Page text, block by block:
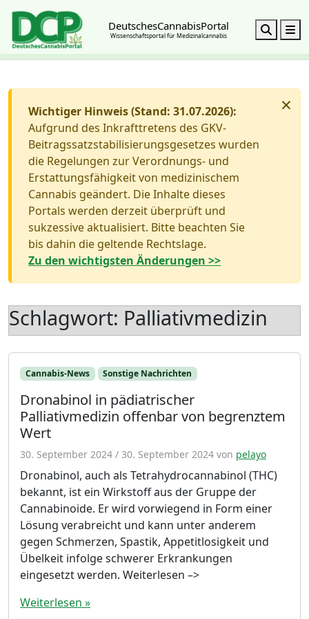
DeutschesCannabisPortal
Wissenschaftsportal für Medizinalcannabis Search
×
Wichtiger Hinweis (Stand: 31.07.2026):
Aufgrund des Inkrafttretens des GKV-
Beitragssatzstabilisierungsgesetzes wurden
die Regelungen zur Verordnungs- und
Erstattungsfähigkeit von medizinischem
Cannabis geändert. Die Inhalte dieses
Portals werden derzeit überprüft und
sukzessive aktualisiert. Bitte beachten Sie
bis dahin die geltende Rechtslage.
Zu den wichtigsten Änderungen >>
Schlagwort: Palliativmedizin
Cannabis-News Sonstige Nachrichten
Dronabinol in pädiatrischer
Palliativmedizin offenbar von begrenztem
Wert
30. September 2024 / 30. September 2024 von pelayo
Dronabinol, auch als Tetrahydrocannabinol (THC)
bekannt, ist ein Wirkstoff aus der Gruppe der
Cannabinoide. Er wird vorwiegend in Form einer
Lösung verabreicht und kann unter anderem
gegen Schmer­zen, Spastik, Appetitlosigkeit und
Übelkeit infolge schwerer Erkrankungen
eingesetzt werden. Weiterlesen –>
Weiterlesen »